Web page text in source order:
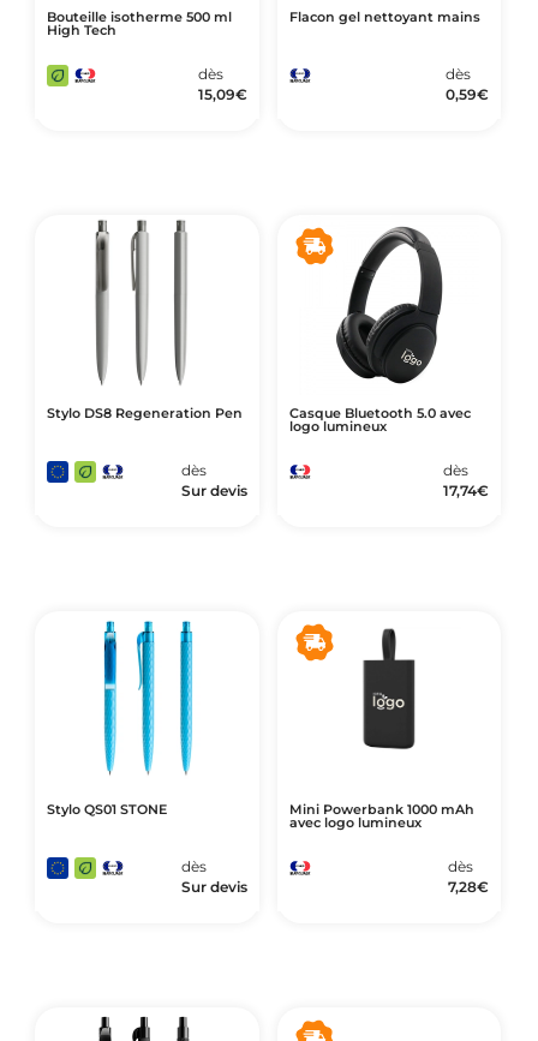
Bouteille isotherme 500 ml
High Tech
dès
15,09€
Flacon gel nettoyant mains
dès
0,59€
Stylo DS8 Regeneration Pen
dès
Sur devis
Casque Bluetooth 5.0 avec
logo lumineux
dès
17,74€
Stylo QS01 STONE
dès
Sur devis
Mini Powerbank 1000 mAh
avec logo lumineux
dès
7,28€